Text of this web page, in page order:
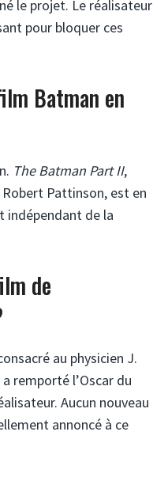
le projet. Le réalisateur
pour bloquer ces
Batman en
The Batman Part II,
Pattinson, est en
indépendant de la
de
au physicien J.
remporté l’Oscar du
Aucun nouveau
annoncé à ce